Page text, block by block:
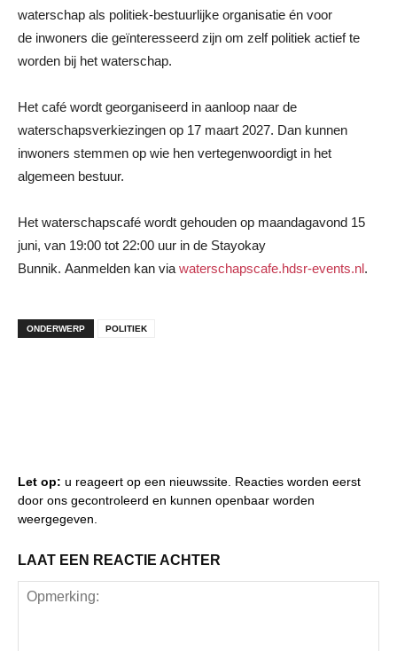
waterschap als politiek-bestuurlijke organisatie én voor
de inwoners die geïnteresseerd zijn om zelf politiek actief te
worden bij het waterschap.
Het café wordt georganiseerd in aanloop naar de
waterschapsverkiezingen op 17 maart 2027. Dan kunnen
inwoners stemmen op wie hen vertegenwoordigt in het
algemeen bestuur.
Het waterschapscafé wordt gehouden op maandagavond 15
juni, van 19:00 tot 22:00 uur in de Stayokay
Bunnik. Aanmelden kan via waterschapscafe.hdsr-events.nl.
ONDERWERP POLITIEK
Let op: u reageert op een nieuwssite. Reacties worden eerst
door ons gecontroleerd en kunnen openbaar worden
weergegeven.
LAAT EEN REACTIE ACHTER